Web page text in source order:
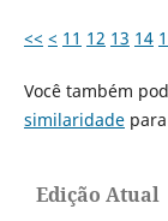
<< < 11 12 13 14
Você também
similaridadepara
Edição Atual